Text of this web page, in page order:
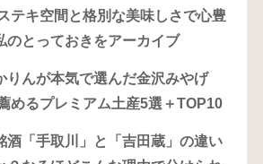
テキ空間と格別な美味しさで心豊
のとっておきをアーカイブ
りんが本気で選んだ金沢みやげ
めるプレミアム土産5選＋TOP10
酒「手取川」と「吉田蔵」の違い